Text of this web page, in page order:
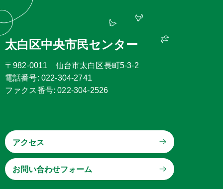
太白区中央市民センター
〒982-0011 仙台市太白区長町5-3-2
電話番号: 022-304-2741
ファクス番号: 022-304-2526
アクセス